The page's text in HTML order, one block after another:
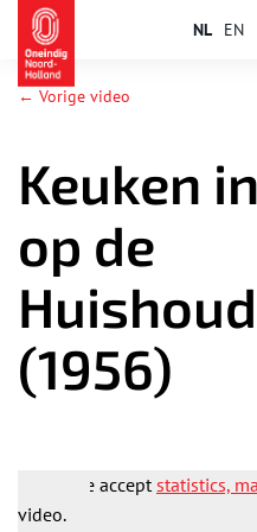
NL EN
← Vorige video
Keuken
op de
(1956)
Please acceptstatistics,
video.